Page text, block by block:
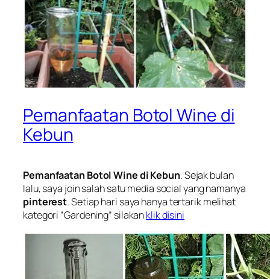
Pemanfaatan Botol Wine di
Kebun
Pemanfaatan Botol Wine di Kebun. Sejak bulan
lalu, saya join salah satu media social yang namanya
pinterest. Setiap hari saya hanya tertarik melihat
kategori “Gardening” silakanklik disini